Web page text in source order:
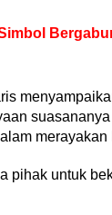
pihak untuk